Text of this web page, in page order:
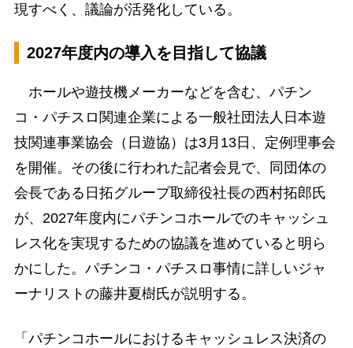
現すべく、議論が活発化している。
2027年度内の導入を目指して協議
ホールや遊技機メーカーなどを含む、パチン
コ・パチスロ関連企業による一般社団法人日本遊
技関連事業協会（日遊協）は3月13日、定例理事会
を開催。その後に行われた記者会見で、同団体の
会長である日拓グループ取締役社長の西村拓郎氏
が、2027年度内にパチンコホールでのキャッシュ
レス化を実現するための協議を進めていると明ら
かにした。パチンコ・パチスロ事情に詳しいジャ
ーナリストの藤井夏樹氏が説明する。
「パチンコホールにおけるキャッシュレス決済の